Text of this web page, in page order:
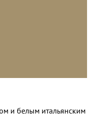
и белым итальянским